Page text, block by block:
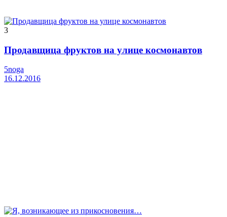
3
Продавщица фруктов на улице космонавтов
5noga
16.12.2016